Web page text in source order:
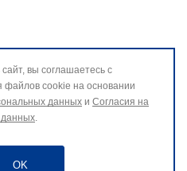
данных».
cookie. В случае
вы соглашаетесь с
файлов cookie на основании
данных и Согласия на
данных.
OK